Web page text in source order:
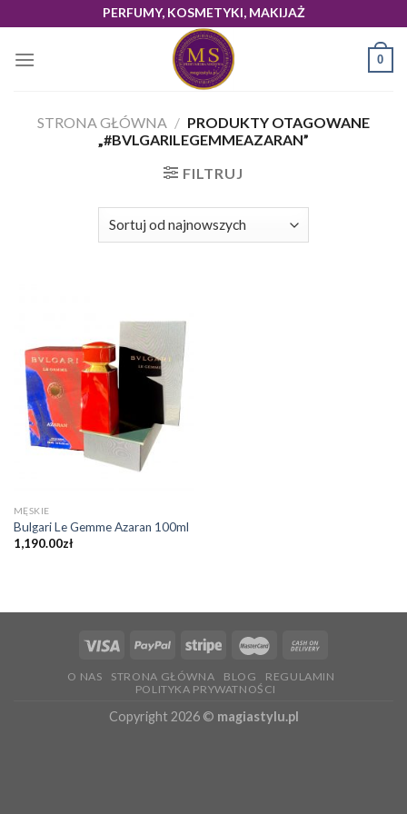
to
content
PERFUMY, KOSMETYKI, MAKIJAŻ
0
STRONA GŁÓWNA / PRODUKTY OTAGOWANE
„#BVLGARILEGEMMEAZARAN”
FILTRUJ
MĘSKIE
Bulgari Le Gemme Azaran 100ml
1,190.00zł
O NAS STRONA GŁÓWNA BLOG
REGULAMIN
POLITYKA PRYWATNOŚCI
Copyright 2026 © magiastylu.pl